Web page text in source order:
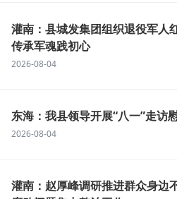
灌南：县城发集团组织退役军人
传承军魂践初心
2026-08-04
东海：我县领导开展“八一”走访
2026-08-04
灌南：赵厚峰调研推进群众身边